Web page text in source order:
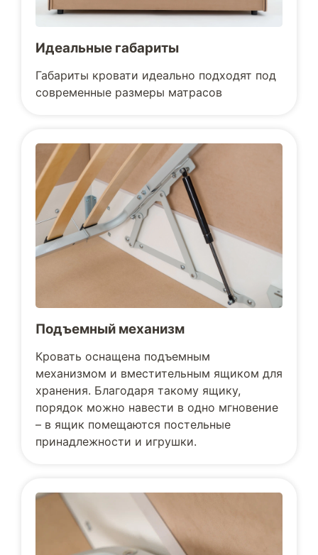
Идеальные габариты
Габариты кровати идеально подходят под
современные размеры матрасов
Подъемный механизм
Кровать оснащена подъемным
механизмом и вместительным ящиком для
хранения. Благодаря такому ящику,
порядок можно навести в одно мгновение
– в ящик помещаются постельные
принадлежности и игрушки.